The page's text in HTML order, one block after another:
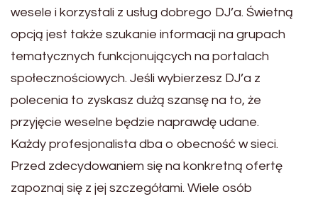
wesele i korzystali z usług dobrego DJ’a. Świetną
opcją jest także szukanie informacji na grupach
tematycznych funkcjonujących na portalach
społecznościowych. Jeśli wybierzesz DJ’a z
polecenia to zyskasz dużą szansę na to, że
przyjęcie weselne będzie naprawdę udane.
Każdy profesjonalista dba o obecność w sieci.
Przed zdecydowaniem się na konkretną ofertę
zapoznaj się z jej szczegółami. Wiele osób